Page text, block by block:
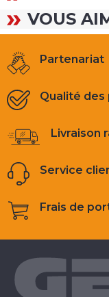
VOUS
Partenariat
Qualité des
Livraison
Service
Frais de